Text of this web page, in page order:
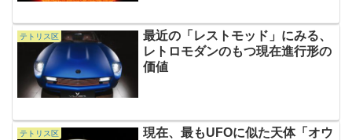
テトリス区
最近の「レストモッド」にみる、
レトロモダンのもつ現在進行形の
価値
テトリス区
現在、最もUFOに似た天体「オウ